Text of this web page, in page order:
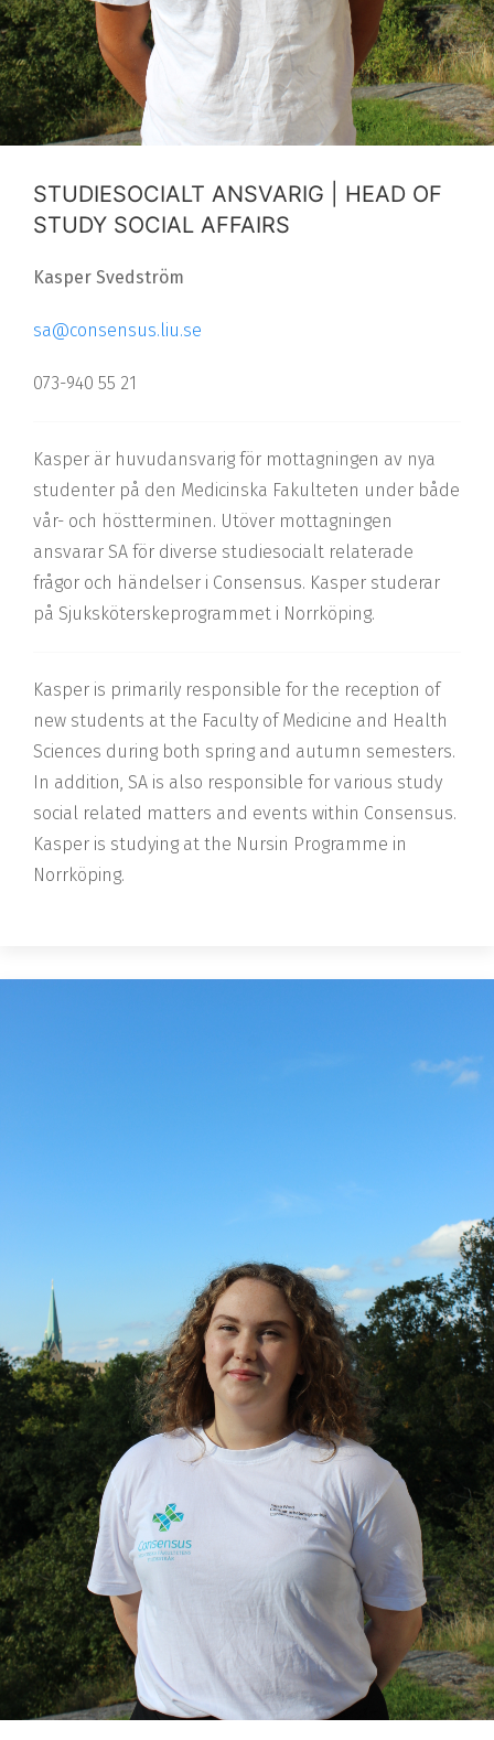
STUDIESOCIALT ANSVARIG | HEAD OF
STUDY SOCIAL AFFAIRS
Kasper Svedström
sa@consensus.liu.se
073-940 55 21
Kasper är huvudansvarig för mottagningen av nya
studenter på den Medicinska Fakulteten under både
vår- och höstterminen. Utöver mottagningen
ansvarar SA för diverse studiesocialt relaterade
frågor och händelser i Consensus. Kasper studerar
på Sjuksköterskeprogrammet i Norrköping.
Kasper is primarily responsible for the reception of
new students at the Faculty of Medicine and Health
Sciences during both spring and autumn semesters.
In addition, SA is also responsible for various study
social related matters and events within Consensus.
Kasper is studying at the Nursin Programme in
Norrköping.